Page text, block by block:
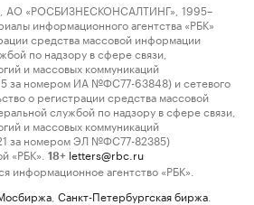
«РОСБИЗНЕСКОНСАЛТИНГ», 1995–
информационного агентства «РБК»
средства массовой информации
по надзору в сфере связи,
и массовых коммуникаций
за номером ИА №ФС77-63848) и сетевого
о регистрации средства массовой
службой по надзору в сфере связи,
и массовых коммуникаций
за номером ЭЛ №ФС77-82385)
«РБК».
18+ letters@rbc.ru
информационное агентство «РБК».
Санкт-Петербургская биржа